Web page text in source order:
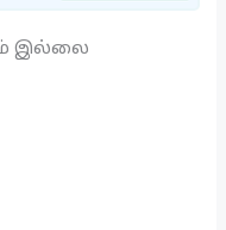
இல்லை